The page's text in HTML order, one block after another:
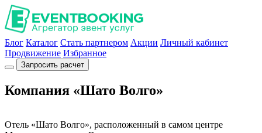
Блог Каталог Стать партнером Акции Личный кабинет
Продвижение Избранное
Запросить расчет
Компания «Шато Волго»
Отель «Шато Волго», расположенный в самом центре